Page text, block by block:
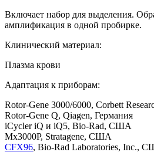
Включает набор для выделения.
амплификация в одной пробирке.
Клинический материал:
Плазма крови
Адаптация к приборам:
Rotor-Gene 3000/6000, Corbett
Rotor-Gene Q, Qiagen, Германия
iCycler iQ и iQ5, Bio-Rad, США
Mx3000P, Stratagene, США
CFX96, Bio-Rad Laboratories, Inc.,